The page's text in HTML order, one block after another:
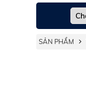
SẢN PHẨM